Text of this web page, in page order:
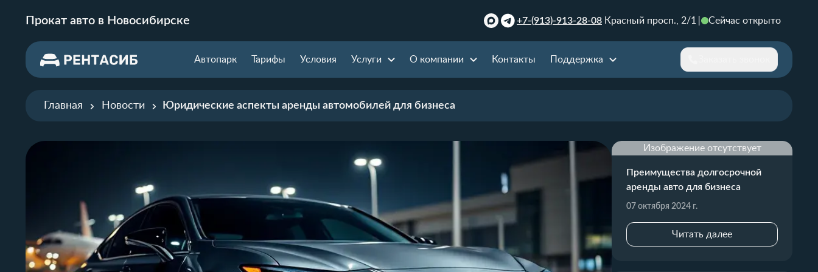
Прокат авто в Новосибирске +7-(913)-913-28-08 Красный просп., 2/1 Сейчас открыто
Автопарк Тарифы Условия Услуги О компании Контакты Поддержка
Главная Новости Юридические аспекты аренды автомобилей для бизнеса
Изображение отсутствует
Преимущества долгосрочной
аренды авто для бизнеса
07 октября 2024 г.
Читать далее